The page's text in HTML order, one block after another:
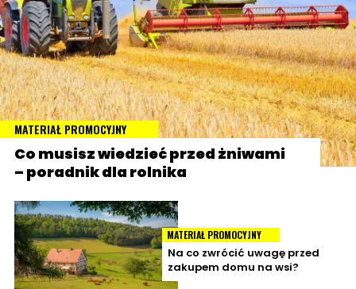
MATERIAŁ PROMOCYJNY
Co musisz wiedzieć przed żniwami
– poradnik dla rolnika
MATERIAŁ PROMOCYJNY
Na co zwrócić uwagę przed
zakupem domu na wsi?